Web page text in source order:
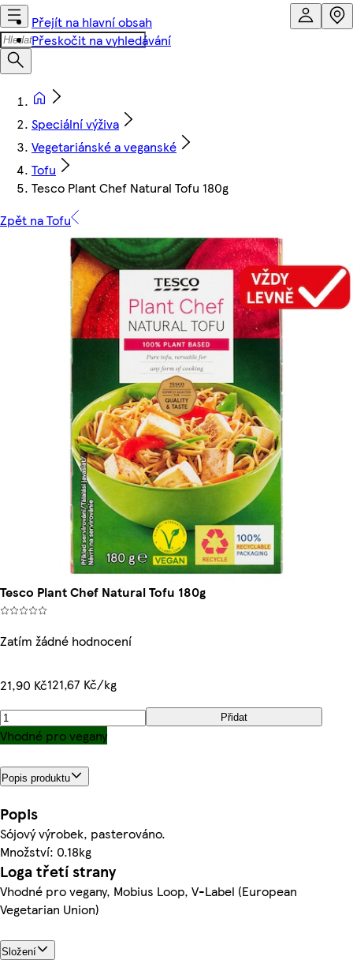
Přejít na hlavní obsah
Přeskočit na vyhledávání
Speciální výživa
Vegetariánské a veganské
Tofu
Tesco Plant Chef Natural Tofu 180g
Zpět na Tofu
Tesco Plant Chef Natural Tofu 180g
Zatím žádné hodnocení
21,90 Kč121,67 Kč/kg
Přidat
Vhodné pro vegany
Popis produktu
Popis
Sójový výrobek, pasterováno.
Množství: 0.18kg
Loga třetí strany
Vhodné pro vegany, Mobius Loop, V-Label (European
Vegetarian Union)
Složení